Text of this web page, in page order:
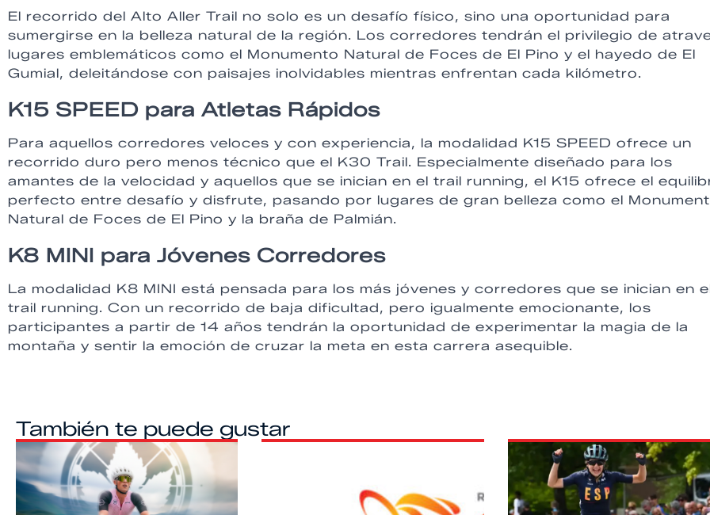
El recorrido del Alto Aller Trail no solo es un desafío físico, sino una oportunidad para
sumergirse en la belleza natural de la región. Los corredores tendrán el privilegio de
lugares emblemáticos como el Monumento Natural de Foces de El Pino y el hayedo de El
Gumial, deleitándose con paisajes inolvidables mientras enfrentan cada kilómetro.
K15 SPEED para Atletas Rápidos
Para aquellos corredores veloces y con experiencia, la modalidad K15 SPEED ofrece un
recorrido duro pero menos técnico que el K30 Trail. Especialmente diseñado para los
amantes de la velocidad y aquellos que se inician en el trail running, el K15 ofrece el
perfecto entre desafío y disfrute, pasando por lugares de gran belleza como el
Natural de Foces de El Pino y la braña de Palmián.
K8 MINI para Jóvenes Corredores
La modalidad K8 MINI está pensada para los más jóvenes y corredores que se inician en
trail running. Con un recorrido de baja dificultad, pero igualmente emocionante, los
participantes a partir de 14 años tendrán la oportunidad de experimentar la magia de la
montaña y sentir la emoción de cruzar la meta en esta carrera asequible.
También te puede gustar